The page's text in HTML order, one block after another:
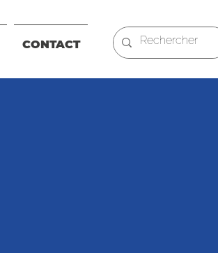
CONTACT